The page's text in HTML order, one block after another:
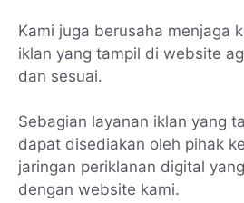
Kami juga berusaha menjaga
iklan yang tampil di website
dan sesuai.
Sebagian layanan iklan yang
dapat disediakan oleh pihak
jaringan periklanan digital
dengan website kami.